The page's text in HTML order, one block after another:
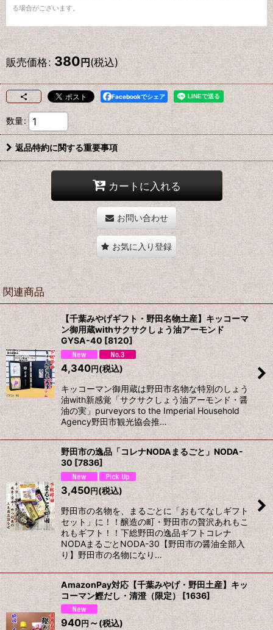
る場合がございます。
販売価格: 380 円(税込)
Facebookでシェア
数量:
返品特約に関する重要事項
カートに入れる
お問い合わせ
お気に入り登録
関連商品
【千葉みやげギフト・野田名物土産】キッコーマ
ン御用蔵withサクサクしょう油アーモンド
GYSA-40 [8120]
4,340円 (税込)
キッコーマン御用蔵は野田市名物な特別のしょう
油with新感覚「サクサクしょう油アーモンド・醤
油の実」purveyors to the Imperial Household
Agency野田市観光協会推…
野田市の逸品「コレナNODAまるごと」NODA-
30 [7836]
3,450円(税込)
野田市の名物を、まるごとに「おもてなしギフト
セット」に！！醸造の町・野田市の贅沢あれもこ
れもギフト！！下総野田の逸品ギフトコレナ
NODAまるごとNODA-30【野田市の醤油全部入
り】野田市の名物になり…
AmazonPay対応【千葉みやげ・野田土産】キッ
コーマン鰹だし・清澄（限定） [1636]
940円 ～(税込)